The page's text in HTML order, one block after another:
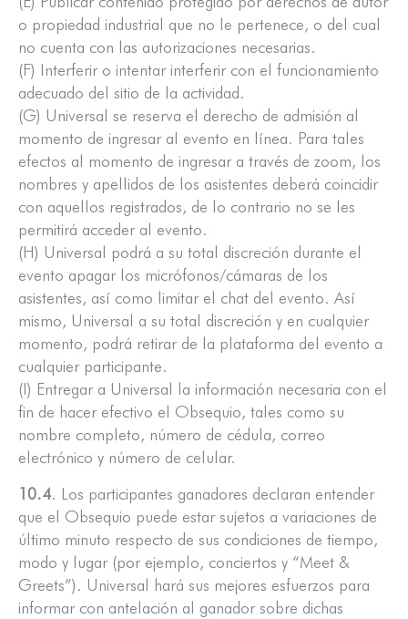
o propiedad industrial que no le pertenece, o del cual
no cuenta con las autorizaciones necesarias.
(F) Interferir o intentar interferir con el funcionamiento
adecuado del sitio de la actividad.
(G) Universal se reserva el derecho de admisión al
momento de ingresar al evento en línea. Para tales
efectos al momento de ingresar a través de zoom, los
nombres y apellidos de los asistentes deberá coincidir
con aquellos registrados, de lo contrario no se les
permitirá acceder al evento.
(H) Universal podrá a su total discreción durante el
evento apagar los micrófonos/cámaras de los
asistentes, así como limitar el chat del evento. Así
mismo, Universal a su total discreción y en cualquier
momento, podrá retirar de la plataforma del evento a
cualquier participante.
(I) Entregar a Universal la información necesaria con el
fin de hacer efectivo el Obsequio, tales como su
nombre completo, número de cédula, correo
electrónico y número de celular.
10.4. Los participantes ganadores declaran entender
que el Obsequio puede estar sujetos a variaciones de
último minuto respecto de sus condiciones de tiempo,
modo y lugar (por ejemplo, conciertos y “Meet &
Greets”). Universal hará sus mejores esfuerzos para
informar con antelación al ganador sobre dichas